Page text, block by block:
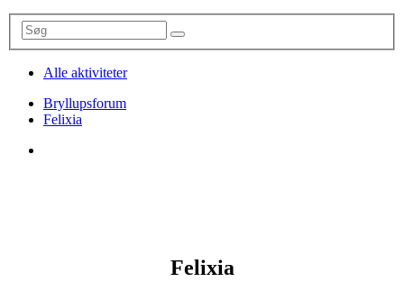
Alle aktiviteter
Bryllupsforum
Felixia
Felixia